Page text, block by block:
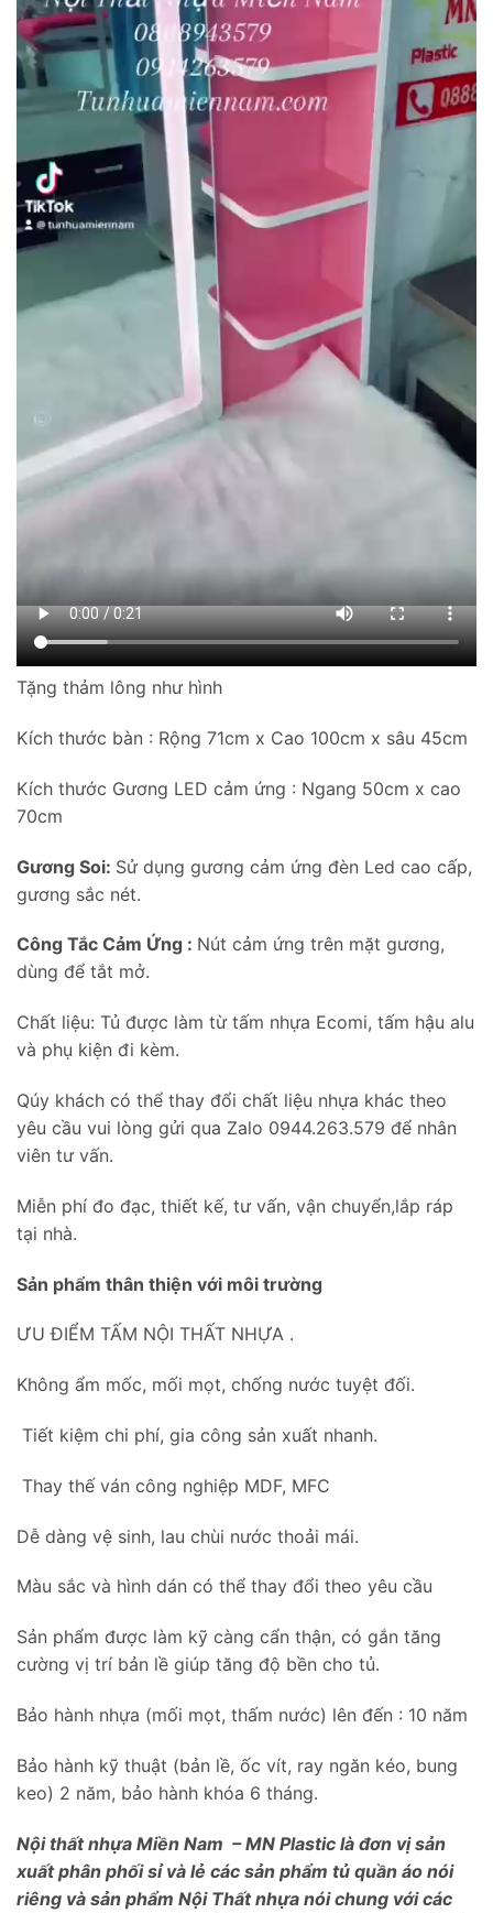
Tặng thảm lông như hình
Kích thước bàn : Rộng 71cm x Cao 100cm x sâu 45cm
Kích thước Gương LED cảm ứng : Ngang 50cm x cao
70cm
Gương Soi: Sử dụng gương cảm ứng đèn Led cao cấp,
gương sắc nét.
Công Tắc Cảm Ứng : Nút cảm ứng trên mặt gương,
dùng để tắt mở.
Chất liệu: Tủ được làm từ tấm nhựa Ecomi, tấm hậu alu
và phụ kiện đi kèm.
Qúy khách có thể thay đổi chất liệu nhựa khác theo
yêu cầu vui lòng gửi qua Zalo 0944.263.579 để nhân
viên tư vấn.
Miễn phí đo đạc, thiết kế, tư vấn, vận chuyển,lắp ráp
tại nhà.
Sản phẩm thân thiện với môi trường
ƯU ĐIỂM TẤM NỘI THẤT NHỰA .
Không ẩm mốc, mối mọt, chống nước tuyệt đối.
Tiết kiệm chi phí, gia công sản xuất nhanh.
Thay thế ván công nghiệp MDF, MFC
Dễ dàng vệ sinh, lau chùi nước thoải mái.
Màu sắc và hình dán có thể thay đổi theo yêu cầu
Sản phẩm được làm kỹ càng cẩn thận, có gắn tăng
cường vị trí bản lề giúp tăng độ bền cho tủ.
Bảo hành nhựa (mối mọt, thấm nước) lên đến : 10 năm
Bảo hành kỹ thuật (bản lề, ốc vít, ray ngăn kéo, bung
keo) 2 năm, bảo hành khóa 6 tháng.
Nội thất nhựa Miền Nam – MN Plastic là đơn vị sản
xuất phân phối sỉ và lẻ các sản phẩm tủ quần áo nói
riêng và sản phẩm Nội Thất nhựa nói chung với các